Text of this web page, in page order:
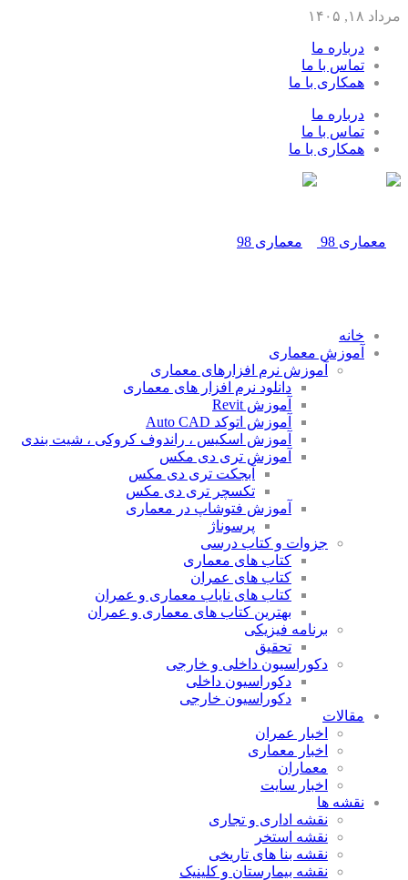
مرداد ۱۸, ۱۴۰۵
درباره ما
تماس با ما
همکاری با ما
درباره ما
تماس با ما
همکاری با ما
خانه
آموزش معماری
آموزش نرم افزارهای معماری
دانلود نرم افزار های معماری
آموزش Revit
آموزش اتوکد Auto CAD
آموزش اسکیس ، راندوف کروکی ، شیت بندی
آموزش تری دی مکس
آبجکت تری دی مکس
تکسچر تری دی مکس
آموزش فتوشاپ در معماری
پرسوناژ
جزوات و کتاب درسی
کتاب های معماری
کتاب های عمران
کتاب های نایاب معماری و عمران
بهترین کتاب های معماری و عمران
برنامه فیزیکی
تحقیق
دکوراسیون داخلی و خارجی
دکوراسیون داخلی
دکوراسیون خارجی
مقالات
اخبار عمران
اخبار معماری
معماران
اخبار سایت
نقشه ها
نقشه اداری و تجاری
نقشه استخر
نقشه بنا های تاریخی
نقشه بیمارستان و کلینیک